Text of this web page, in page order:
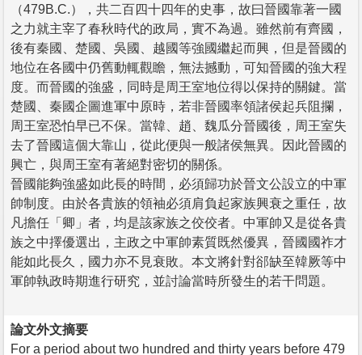
（479B.C.），共二百四十四年的史事，故曰晉國靠著一國
之力就主宰了春秋時代的政局，實不為過。雖然前有齊國，
後有秦國、楚國、吳國、越國等強國繼起而興，但是晉國的
地位在各國中仍舊動輒觀瞻，無法撼動，可知晉國的強大程
度。而晉國的強盛，同時是周王室地位得以保持的關鍵。當
楚國、秦國企圖進軍中原時，若非晉國率領諸侯起兵阻攔，
周王室恐怕早已不保。當韓、趙、魏瓜分晉國後，周王室失
去了晉國這個大靠山，從此便與一般諸侯無異。因此晉國的
興亡，與周王室有著絕對密切的關係。
晉國能夠強盛如此長的時間，必須歸功於晉文公設立的中軍
帥制度。由於各貴族的領袖必須肩負起家族興衰之重任，故
凡擔任「卿」者，均是該家族之佼佼者。中軍帥又是從各貴
族之中擇優選出，主政之中軍帥素質既然優異，晉國國祚才
能如此長久，國力亦不見衰敗。本文將針對郤缺至韓厥等中
軍帥執政時期進行研究，並討論當時所發生的若干問題。
論文外文摘要
For a period about two hundred and thirty years before 479